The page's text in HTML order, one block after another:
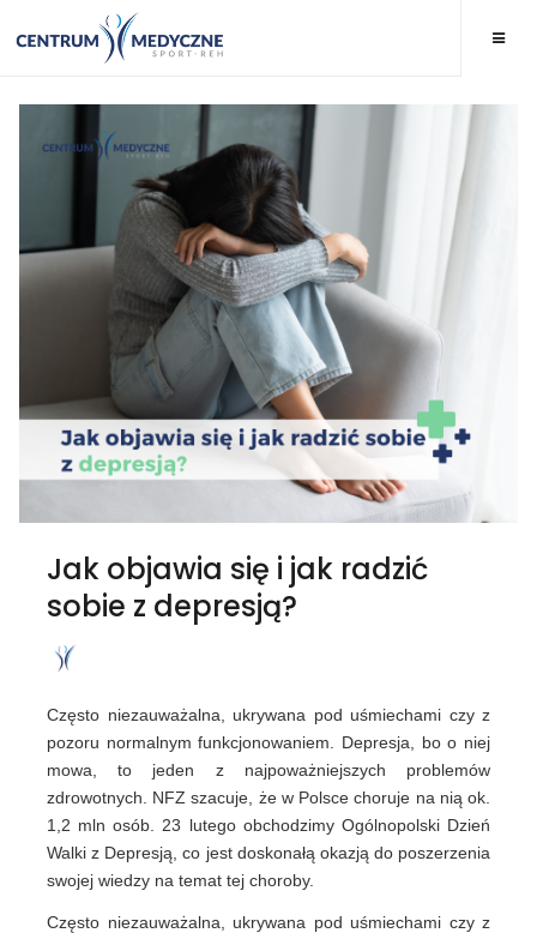
Jak objawia się i jak radzić
sobie z depresją?
Często niezauważalna, ukrywana pod uśmiechami czy z
pozoru normalnym funkcjonowaniem. Depresja, bo o niej
mowa, to jeden z najpoważniejszych problemów
zdrowotnych. NFZ szacuje, że w Polsce choruje na nią ok.
1,2 mln osób. 23 lutego obchodzimy Ogólnopolski Dzień
Walki z Depresją, co jest doskonałą okazją do poszerzenia
swojej wiedzy na temat tej choroby.
Często niezauważalna, ukrywana pod uśmiechami czy z